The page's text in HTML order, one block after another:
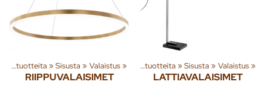
Tuoteryhmiä ja tuotteita ‪»Sisusta ‪» Valaistus‪»
RIIPPUVALAISIMET
Tuoteryhmiä ja tuotteita ‪»Sisusta ‪» Valaistus‪»
LATTIAVALAISIMET